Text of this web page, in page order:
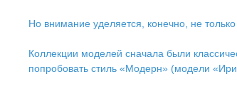
Но внимание уделяется, конечно, не
Коллекции моделей сначала были
попробовать стиль «Модерн» (модели